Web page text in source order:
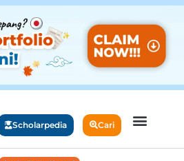
Scholarpedia Cari